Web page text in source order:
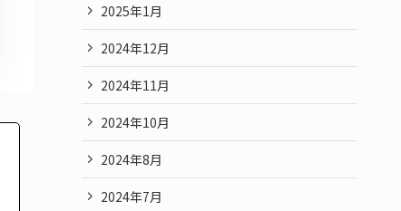
2025年1月
2024年12月
2024年11月
2024年10月
2024年8月
2024年7月